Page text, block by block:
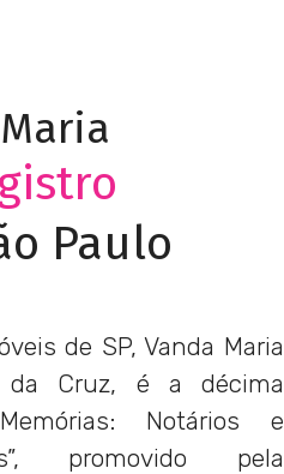
Paulo
de SP, Vanda Maria
da Cruz, é a décima
Notários e
promovido pela